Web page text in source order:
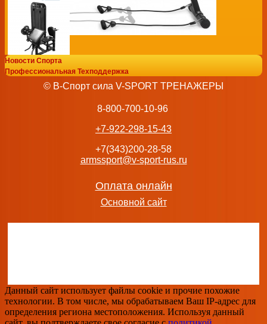
Бицепс-Трицепс сидя профессиональный тренажер
ML-709
руб.
профессиональная
51 832 руб.
добавить в заказ
Новости Спорта
Профессиональная Техподдержка
© В-Спорт сила V-SPORT ТРЕНАЖЕРЫ
8-800-700-10-96
+7-922-298-15-43
+7(343)200-28-58
armssport@v-sport-rus.ru
Оплата онлайн
Основной сайт
Данный сайт использует файлы cookie и прочие похожие
технологии. В том числе, мы обрабатываем Ваш IP-адрес для
определения региона местоположения. Используя данный